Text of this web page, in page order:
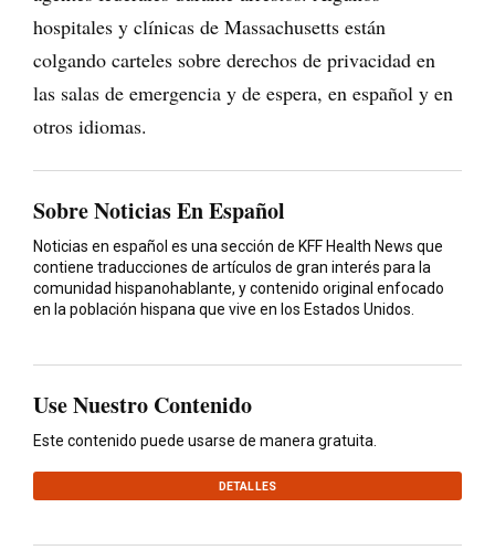
hospitales y clínicas de Massachusetts están
colgando carteles sobre derechos de privacidad en
las salas de emergencia y de espera, en español y en
otros idiomas.
Sobre Noticias En Español
Noticias en español es una sección de KFF Health News que
contiene traducciones de artículos de gran interés para la
comunidad hispanohablante, y contenido original enfocado
en la población hispana que vive en los Estados Unidos.
Use Nuestro Contenido
Este contenido puede usarse de manera gratuita.
DETALLES